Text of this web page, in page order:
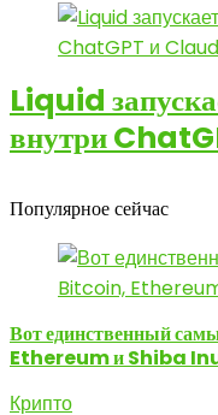
Liquid
внутри
Популярное сейчас
Вот единственный
Ethereum и Shiba Inu
Крипто